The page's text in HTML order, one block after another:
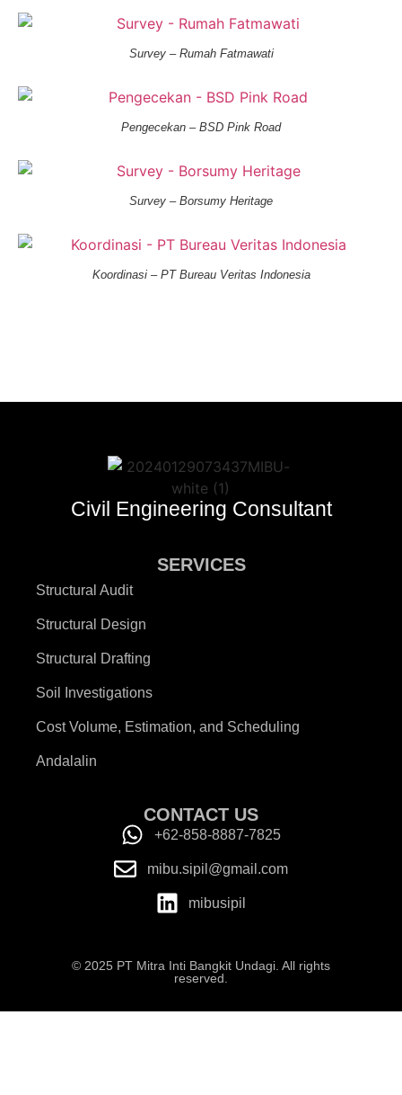
Survey – Rumah Fatmawati
Pengecekan – BSD Pink Road
Survey – Borsumy Heritage
Koordinasi – PT Bureau Veritas Indonesia
Civil Engineering Consultant
SERVICES
Structural Audit
Structural Design
Structural Drafting
Soil Investigations
Cost Volume, Estimation, and Scheduling
Andalalin
CONTACT US
+62-858-8887-7825
mibu.sipil@gmail.com
mibusipil
© 2025 PT Mitra Inti Bangkit Undagi. All rights
reserved.